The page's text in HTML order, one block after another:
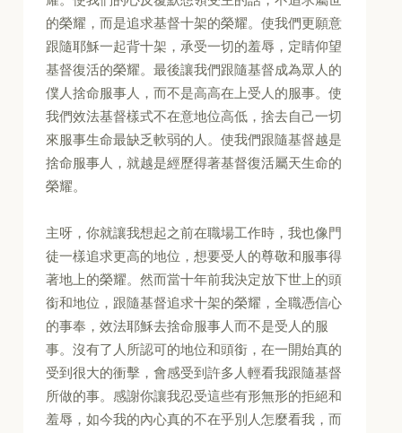
的榮耀，而是追求基督十架的榮耀。使我們更願意
跟隨耶穌一起背十架，承受一切的羞辱，定睛仰望
基督復活的榮耀。最後讓我們跟隨基督成為眾人的
僕人捨命服事人，而不是高高在上受人的服事。使
我們效法基督樣式不在意地位高低，捨去自己一切
來服事生命最缺乏軟弱的人。使我們跟隨基督越是
捨命服事人，就越是經歷得著基督復活屬天生命的
榮耀。
主呀，你就讓我想起之前在職場工作時，我也像門
徒一樣追求更高的地位，想要受人的尊敬和服事得
著地上的榮耀。然而當十年前我決定放下世上的頭
銜和地位，跟隨基督追求十架的榮耀，全職憑信心
的事奉，效法耶穌去捨命服事人而不是受人的服
事。沒有了人所認可的地位和頭銜，在一開始真的
受到很大的衝擊，會感受到許多人輕看我跟隨基督
所做的事。感謝你讓我忍受這些有形無形的拒絕和
羞辱，如今我的內心真的不在乎別人怎麼看我，而